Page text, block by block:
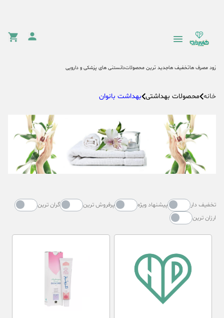
زود مصرف هاتخفیف هاجدید ترین محصولاتدانستنی های پزشکی و دارویی
خانه محصولات بهداشتی بهداشت بانوان
تخفیف دار پیشنهاد ویژه پرفروش ترین
گران ترین
ارزان ترین